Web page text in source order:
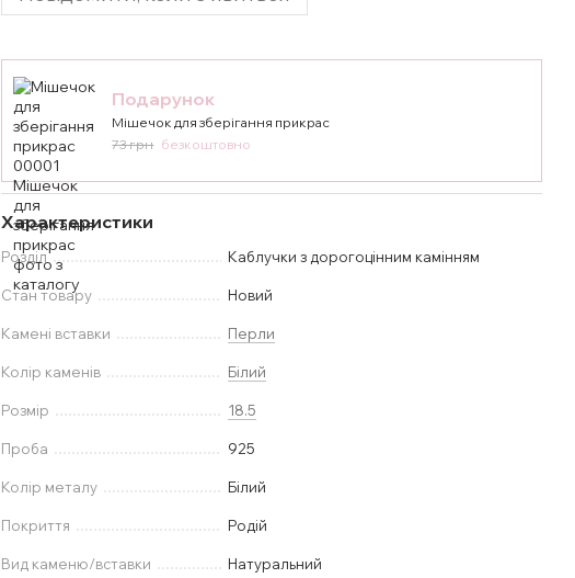
Подарунок
Мішечок для зберігання прикрас
73 грн безкоштовно
Характеристики
Розділ Каблучки з дорогоцінним камінням
Стан товару Новий
Камені вставки Перли
Колір каменів Білий
Розмір 18.5
Проба 925
Колір металу Білий
Покриття Родій
Вид каменю/вставки Натуральний